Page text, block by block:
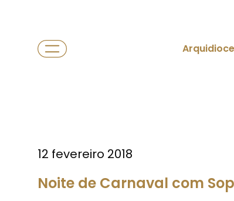
12 fevereiro 2018
Noite de Carnaval com